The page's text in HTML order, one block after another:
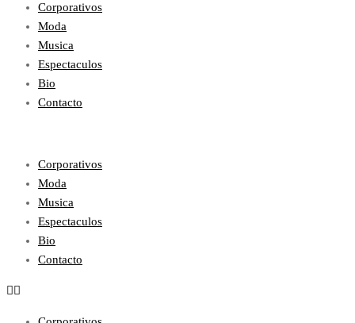
Corporativos
Moda
Musica
Espectaculos
Bio
Contacto
Corporativos
Moda
Musica
Espectaculos
Bio
Contacto